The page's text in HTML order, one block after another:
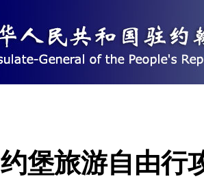
约堡旅游自由行